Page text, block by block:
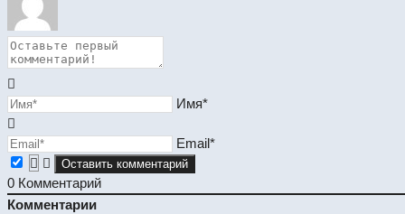
Имя*
Email*
0 Комментарий
Комментарии